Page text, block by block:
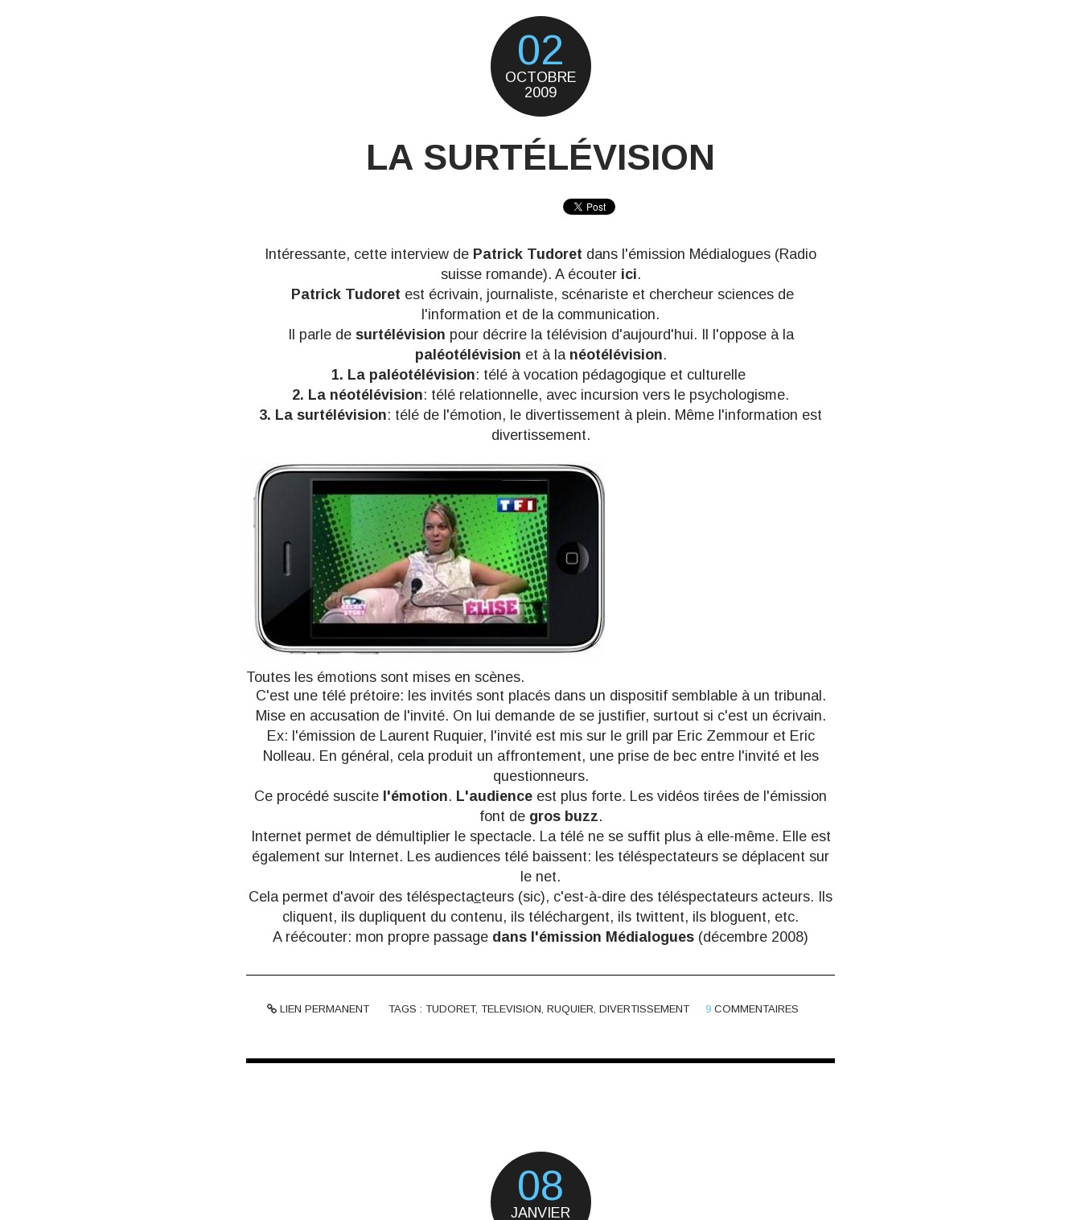
02
OCTOBRE
2009
LA SURTÉLÉVISION
Intéressante, cette interview de Patrick Tudoret dans l'émission Médialogues (Radio
suisse romande). A écouter ici.
Patrick Tudoret est écrivain, journaliste, scénariste et chercheur sciences de
l'information et de la communication.
Il parle de surtélévision pour décrire la télévision d'aujourd'hui. Il l'oppose à la
paléotélévision et à la néotélévision.
1. La paléotélévision: télé à vocation pédagogique et culturelle
2. La néotélévision: télé relationnelle, avec incursion vers le psychologisme.
3. La surtélévision: télé de l'émotion, le divertissement à plein. Même l'information est
divertissement.
Toutes les émotions sont mises en scènes.
C'est une télé prétoire: les invités sont placés dans un dispositif semblable à un tribunal.
Mise en accusation de l'invité. On lui demande de se justifier, surtout si c'est un écrivain.
Ex: l'émission de Laurent Ruquier, l'invité est mis sur le grill par Eric Zemmour et Eric
Nolleau. En général, cela produit un affrontement, une prise de bec entre l'invité et les
questionneurs.
Ce procédé suscite l'émotion. L'audience est plus forte. Les vidéos tirées de l'émission
font de gros buzz.
Internet permet de démultiplier le spectacle. La télé ne se suffit plus à elle-même. Elle est
également sur Internet. Les audiences télé baissent: les téléspectateurs se déplacent sur
le net.
Cela permet d'avoir des téléspectacteurs (sic), c'est-à-dire des téléspectateurs acteurs. Ils
cliquent, ils dupliquent du contenu, ils téléchargent, ils twittent, ils bloguent, etc.
A réécouter: mon propre passage dans l'émission Médialogues (décembre 2008)
LIEN PERMANENT TAGS : TUDORET, TELEVISION, RUQUIER, DIVERTISSEMENT 9 COMMENTAIRES
08
JANVIER